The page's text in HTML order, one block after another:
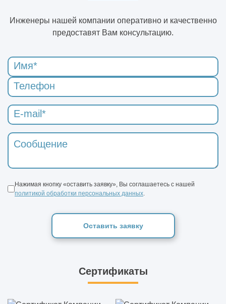
Инженеры нашей компании оперативно и качественно
предоставят Вам консультацию.
Нажимая кнопку «оставить заявку», Вы соглашаетесь с нашей
политикой обработки персональных данных
Оставить заявку
Сертификаты